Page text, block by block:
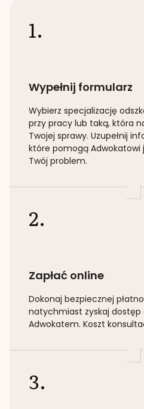
1.
Wypełnij formularz
Wybierz specjalizację
przy pracy lub taką, która
Twojej sprawy. Uzupełnij
które pomogą Adwokatowi
Twój problem.
2.
Zapłać online
Dokonaj bezpiecznej
natychmiast zyskaj dostęp
Adwokatem. Koszt
3.